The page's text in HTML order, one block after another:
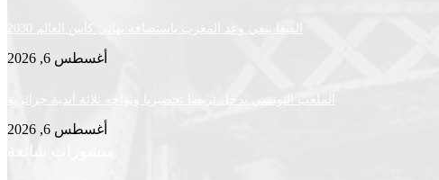
الفيفا ينفي وعد المغرب باستضافة نهائي كأس العالم 2030
أغسطس 6, 2026
الملعب التونسي يدخل تربصا تحضيريا ويواجه ثلاثة أندية جزائرية
أغسطس 6, 2026
منشورات شائعة